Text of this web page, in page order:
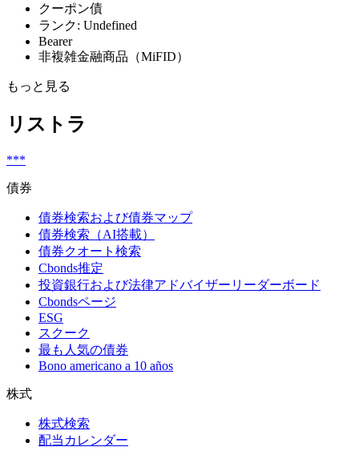
クーポン債
ランク: Undefined
Bearer
非複雑金融商品（MiFID）
もっと見る
リストラ
***
債券
債券検索および債券マップ
債券検索（AI搭載）
債券クオート検索
Cbonds推定
投資銀行および法律アドバイザーリーダーボード
Cbondsページ
ESG
スクーク
最も人気の債券
Bono americano a 10 años
株式
株式検索
配当カレンダー